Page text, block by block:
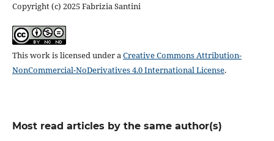
Copyright (c) 2025 Fabrizia Santini
This work is licensed under aCreative Commons Attribution-
NonCommercial-NoDerivatives 4.0 International License.
Most read articles by the same author(s)